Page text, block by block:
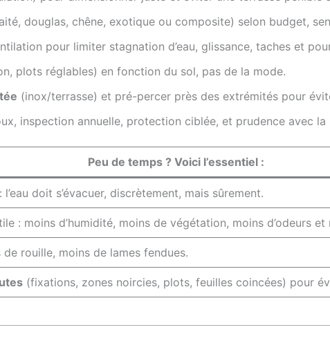
douglas, chêne, exotique ou composite) selon budget,
pour limiter stagnation d’eau, glissance, taches et
plots réglables) en fonction du sol, pas de la mode.
(inox/terrasse) et pré-percer près des extrémités pour
inspection annuelle, protection ciblée, et prudence avec la
Peu de temps ? Voici l’essentiel :
doit s’évacuer, discrètement, mais sûrement.
: moins d’humidité, moins de végétation, moins d’odeurs et
rouille, moins de lames fendues.
(fixations, zones noircies, plots, feuilles coincées) pour